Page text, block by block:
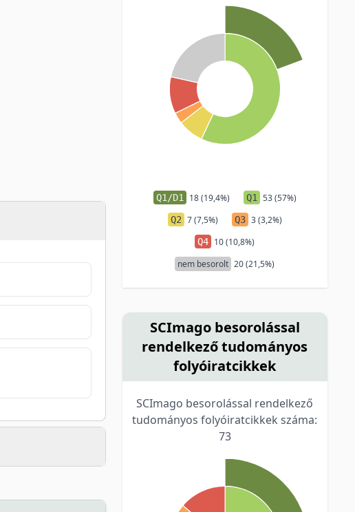
Q1/D1 18 (19,4%) Q1 53 (57%)
Q2 7 (7,5%) Q3 3 (3,2%)
Q4 10 (10,8%)
nem besorolt 20 (21,5%)
SCImago besorolással
rendelkező tudományos
folyóiratcikkek
SCImago besorolással rendelkező
tudományos folyóiratcikkek száma:
73